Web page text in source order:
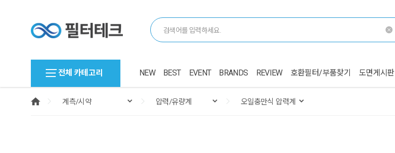
전체 카테고리 NEW BEST EVENT BRANDS REVIEW 호환필터/부품찾기 도면게시판